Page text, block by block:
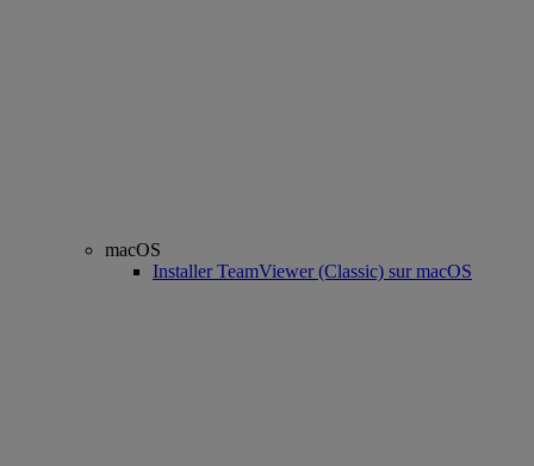
macOS
Installer TeamViewer (Classic) sur macOS